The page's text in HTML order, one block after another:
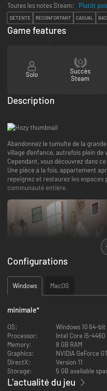
Toutes les notes Steam:
Plutôt
DÉTENTE RÉCONFORTANT CASUAL
Game features
Solo
Succès
Steam
Description
Abandonnez le tumulte de la
village d’enfance, autrefois plein
Cependant, vous découvrez dans
Une pièce à la fois, appartement
repeignez et restaurez les espaces
communauté entière.
Hozy vous propose de ralentir. Pas
pénalité, et aucun stress. Rien de
simple de restaurer la beauté de
occupé·e à nettoyer une fenêtre,
votre nouveau canapé, tout ce qui
satisfaction.
Configurations
Windows MacOS
minimale*
OS:
Windows 10 64-bit
Processor:
Intel Core i5-4460
Memory:
8 GB RAM
Graphics:
NVIDIA GeForce
DirectX:
Version 11
Storage:
5 GB available
L'actualité du jeu